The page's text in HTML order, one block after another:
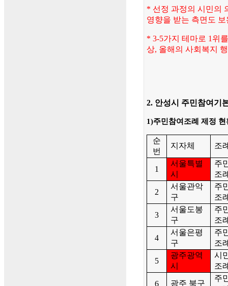
* 선정 과정의 시민의
영향을 받는 측면도
* 3-5가지 테마로 1위
상, 올해의 사회복지
2. 안성시 주민참여기
1)주민참여조례 제정 현
순
번
지자체 조
1
서울특별
시
주
조
2
서울관악
구
주
조
3
서울도봉
구
주
조
4
서울은평
구
주
조
5
광주광역
시
시
조
6 광주 북구
주